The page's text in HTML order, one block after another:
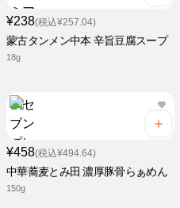
¥238(税込¥257.04)
蒙古タンメン中本 辛旨豆腐スープ
18g
¥458(税込¥494.64)
中華蕎麦とみ田 濃厚豚骨らぁめん
150g